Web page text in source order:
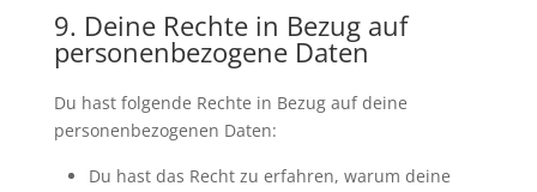
9. Deine Rechte in Bezug auf
personenbezogene Daten
Du hast folgende Rechte in Bezug auf deine
personenbezogenen Daten:
Du hast das Recht zu erfahren, warum deine